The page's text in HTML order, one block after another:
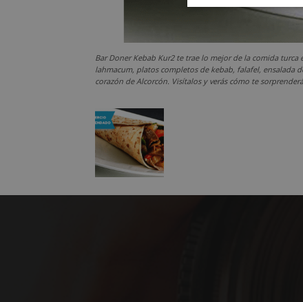
Bar Doner Kebab Kur2 te trae lo mejor de la comida
lahmacum, platos completos de kebab, falafel, ensalada
corazón de Alcorcón. Visítalos y verás cómo te
Cookies
Las cookies